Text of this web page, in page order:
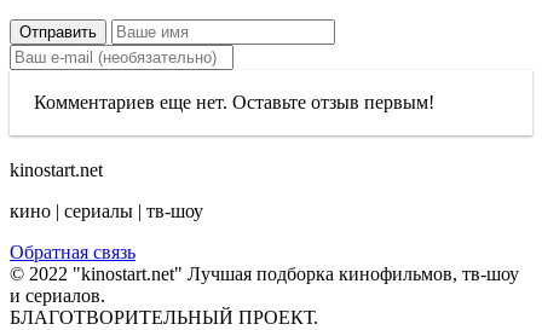
Отправить
Комментариев еще нет. Оставьте отзыв первым!
kinostart.net
кино | сериалы | тв-шоу
Обратная связь
© 2022 "kinostart.net" Лучшая подборка кинофильмов, тв-шоу
и сериалов.
БЛАГОТВОРИТЕЛЬНЫЙ ПРОЕКТ.